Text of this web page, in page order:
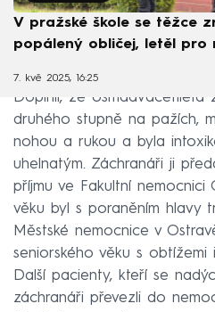
V pražské škole se těžce
popálený obličej, letěl pro
7. kvě 2025, 16:25
Doplnil, že osmadvacetiletá
druhého stupně na pažích,
nohou a rukou a byla
uhelnatým. Záchranáři ji
příjmu ve Fakultní nemocnici
věku byl s poraněním hlavy
Městské nemocnice v
seniorského věku s obtížemi
Další pacienty, kteří se
záchranáři převezli do